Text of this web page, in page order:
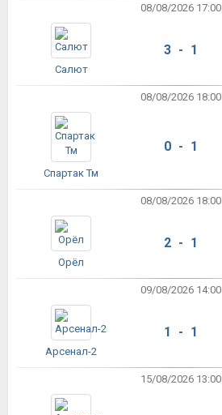
08/08/2026 17:00
Салют
3 - 1
08/08/2026 18:00
Спартак Тм
0 - 1
08/08/2026 18:00
Орёл
2 - 1
09/08/2026 14:00
Арсенал-2
1 - 1
15/08/2026 13:00